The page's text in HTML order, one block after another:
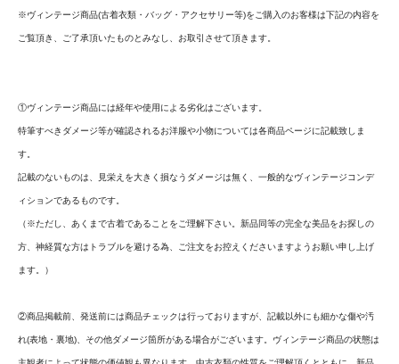
※ヴィンテージ商品(古着衣類・バッグ・アクセサリー等)をご購入のお客様は下記の内容を
ご覧頂き、ご了承頂いたものとみなし、お取引させて頂きます。
①ヴィンテージ商品には経年や使用による劣化はございます。
特筆すべきダメージ等が確認されるお洋服や小物については各商品ページに記載致しま
す。
記載のないものは、見栄えを大きく損なうダメージは無く、一般的なヴィンテージコンデ
ィションであるものです。
（※ただし、あくまで古着であることをご理解下さい。新品同等の完全な美品をお探しの
方、神経質な方はトラブルを避ける為、ご注文をお控えくださいますようお願い申し上げ
ます。）
②商品掲載前、発送前には商品チェックは行っておりますが、記載以外にも細かな傷や汚
れ(表地・裏地)、その他ダメージ箇所がある場合がございます。ヴィンテージ商品の状態は